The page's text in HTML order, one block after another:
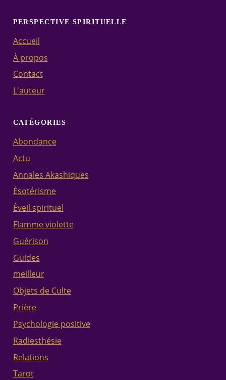
PERSPECTIVE SPIRITUELLE
Accueil
À propos
Contact
L'auteur
CATÉGORIES
Abondance
Actu
Annales Akashiques
Ésotérisme
Éveil spirituel
Flamme violette
Guérison
Guides
meilleur
Objets de Culte
Prière
Psychologie positive
Radiesthésie
Relations
Tarot